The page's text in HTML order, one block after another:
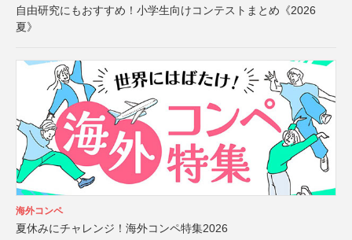
自由研究にもおすすめ！小学生向けコンテストまとめ《2026
夏》
海外コンペ
夏休みにチャレンジ！海外コンペ特集2026